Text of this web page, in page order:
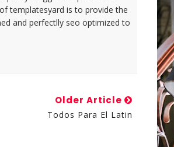
templatesyard is to provide the
and perfectlly seo optimized to
Older Article
Todos Para El Latin